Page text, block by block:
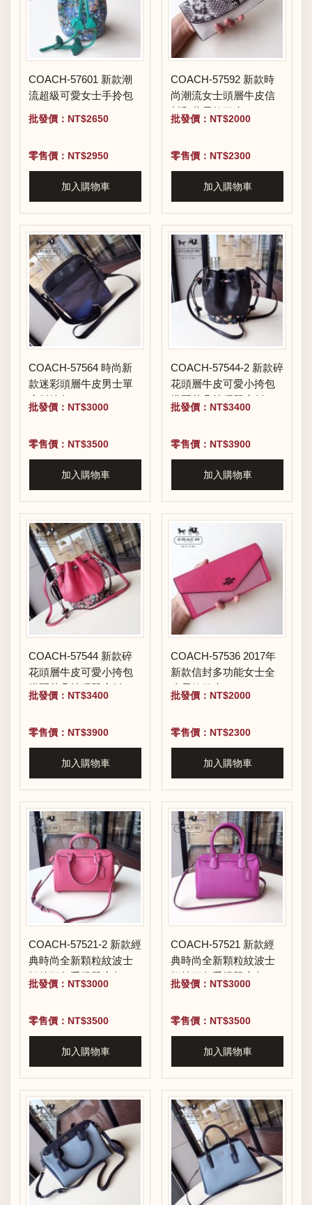
COACH-57601 新款潮
流超級可愛女士手拎包
批發價：NT$2650
零售價：NT$2950
加入購物車
COACH-57592 新款時
尚潮流女士頭層牛皮信
封翻蓋長款錢夾
批發價：NT$2000
零售價：NT$2300
加入購物車
COACH-57564 時尚新
款迷彩頭層牛皮男士單
肩斜挎包
批發價：NT$3000
零售價：NT$3500
加入購物車
COACH-57544-2 新款碎
花頭層牛皮可愛小挎包
搭配花朵抽繩單肩斜跨
水桶包
批發價：NT$3400
零售價：NT$3900
加入購物車
COACH-57544 新款碎
花頭層牛皮可愛小挎包
搭配花朵抽繩單肩斜跨
水桶包
批發價：NT$3400
零售價：NT$3900
加入購物車
COACH-57536 2017年
新款信封多功能女士全
皮長款錢夾
批發價：NT$2000
零售價：NT$2300
加入購物車
COACH-57521-2 新款經
典時尚全新顆粒紋波士
頓枕頭包手提單肩包
批發價：NT$3000
零售價：NT$3500
加入購物車
COACH-57521 新款經
典時尚全新顆粒紋波士
頓枕頭包手提單肩包
批發價：NT$3000
零售價：NT$3500
加入購物車